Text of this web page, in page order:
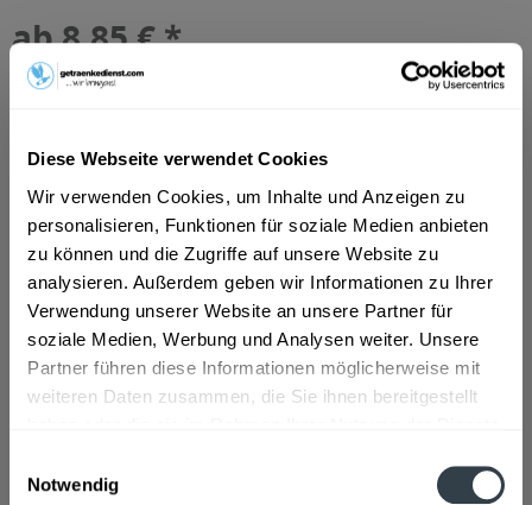
Diese Webseite verwendet Cookies
Wir verwenden Cookies, um Inhalte und Anzeigen zu
personalisieren, Funktionen für soziale Medien anbieten
zu können und die Zugriffe auf unsere Website zu
analysieren. Außerdem geben wir Informationen zu Ihrer
Verwendung unserer Website an unsere Partner für
soziale Medien, Werbung und Analysen weiter. Unsere
Partner führen diese Informationen möglicherweise mit
weiteren Daten zusammen, die Sie ihnen bereitgestellt
Notwendig
ab 8,85 € *
Inhalt:
12 Liter (0,74 € * / 1 Liter)
inkl. MwSt.ggf. zzgl. Erschwerniszuschlag
MEHRWEG
Warenkorb
Artikel-Nr.:
23486
Verfügbar in:
Düsseldorf, Hilden ,Erkrath
Beschreibung
"Brohler Classic 12 x 1l"